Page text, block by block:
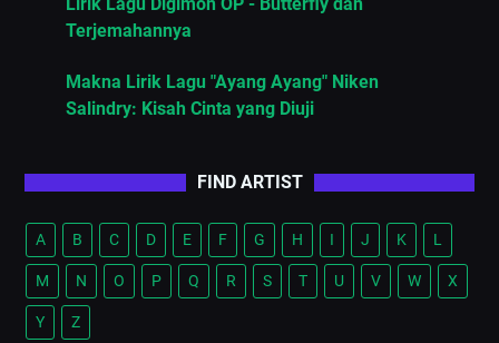
Terjemahannya
Makna Lirik Lagu "Ayang Ayang" Niken
Salindry: Kisah Cinta yang Diuji
FIND ARTIST
A B C D E F G H I J K L
M N O P Q R S T U V W X
Y Z